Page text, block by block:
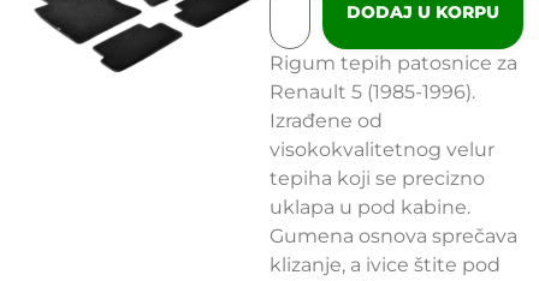
DODAJ U KORPU
Rigum tepih patosnice za
Renault 5 (1985-1996).
Izrađene od
visokokvalitetnog velur
tepiha koji se precizno
uklapa u pod kabine.
Gumena osnova sprečava
klizanje, a ivice štite pod